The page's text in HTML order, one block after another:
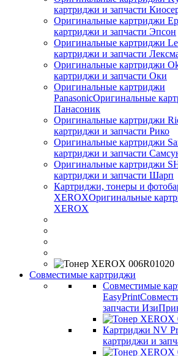
картриджи и запчасти
Оригинальные картриджи
картриджи и запчасти Эпсон
Оригинальные картриджи
картриджи и запчасти
Оригинальные картриджи
картриджи и запчасти Оки
Оригинальные картриджи
PanasonicОригинальные
Панасоник
Оригинальные картриджи
картриджи и запчасти Рико
Оригинальные картриджи
картриджи и запчасти
Оригинальные картриджи
картриджи и запчасти Шарп
Картриджи, тонеры и
XEROXОригинальные
XEROX
Совместимые картриджи
Совместимые
EasyPrint
запчасти
Картриджи NV
картриджи и